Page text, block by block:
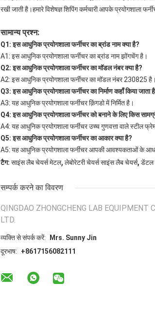
रखी जाती है।हमारे विशेषज्ञ शिपिंग कर्मचारी आपके प्रयोगशाला
सामान्य प्रश्न:
Q1: इस आधुनिक प्रयोगशाला फर्नीचर का ब्रांड नाम क्या है?
A1: इस आधुनिक प्रयोगशाला फर्नीचर का ब्रांड नाम झोंगचेंग है।
Q2: इस आधुनिक प्रयोगशाला फर्नीचर का मॉडल नंबर क्या है?
A2: इस आधुनिक प्रयोगशाला फर्नीचर का मॉडल नंबर 230825 है।
Q3: इस आधुनिक प्रयोगशाला फर्नीचर का निर्माण कहाँ किया जाता
A3: यह आधुनिक प्रयोगशाला फर्नीचर क़िंगडो में निर्मित है।
Q4: इस आधुनिक प्रयोगशाला फर्नीचर को बनाने के लिए किस
A4: यह आधुनिक प्रयोगशाला फर्नीचर उच्च गुणवत्ता वाले स्टील
Q5: इस आधुनिक प्रयोगशाला फर्नीचर का आकार क्या है?
A5: यह आधुनिक प्रयोगशाला फर्नीचर आपकी आवश्यकताओं के
टैग: साइंस लैब चेयर्स मेटल, लेबोरेटरी चेयर्स साइंस लैब चेयर्स, डेंटल
सम्पर्क करने का विवरण
QINGDAO ZHONGCHENG LAB EQUIPMENT
LTD.
व्यक्ति से संपर्क करें:
Mrs. Sunny Jin
दूरभाष:
+8617156082111